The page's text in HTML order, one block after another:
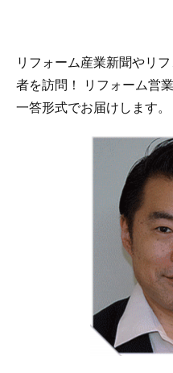
リフォーム産業新聞やリ
者を訪問！ リフォーム営
一答形式でお届けします。